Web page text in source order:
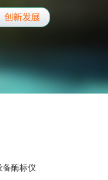
备酶标仪